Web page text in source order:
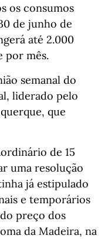
os consumos
de junho de
até 2.000
por mês.
semanal do
liderado pelo
que
de 15
uma resolução
já estipulado
e temporários
preço dos
da Madeira, na